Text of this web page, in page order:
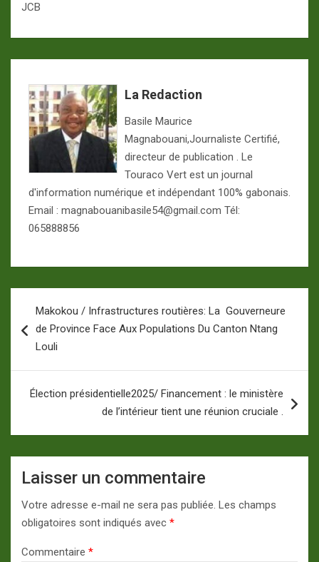
JCB
La Redaction
Basile Maurice
Magnabouani,Journaliste Certifié,
directeur de publication . Le
Touraco Vert est un journal
d'information numérique et indépendant 100% gabonais.
Email : magnabouanibasile54@gmail.com Tél:
065888856
de
l’article
Makokou / Infrastructures routières: La Gouverneure
de Province Face Aux Populations Du Canton Ntang
Louli
Élection présidentielle2025/ Financement : le ministère
de l’intérieur tient une réunion cruciale .
Laisser un commentaire
Votre adresse e-mail ne sera pas publiée. Les champs
obligatoires sont indiqués avec *
Commentaire *